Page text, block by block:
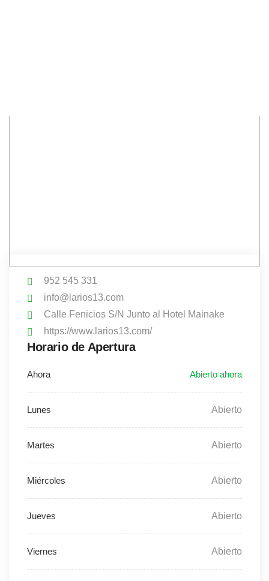
952 545 331
info@larios13.com
Calle Fenicios S/N Junto al Hotel Mainake
https://www.larios13.com/
Horario de Apertura
Abierto
Abierto
Abierto
Abierto
Abierto